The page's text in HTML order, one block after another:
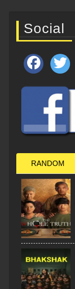
Social
RANDOM